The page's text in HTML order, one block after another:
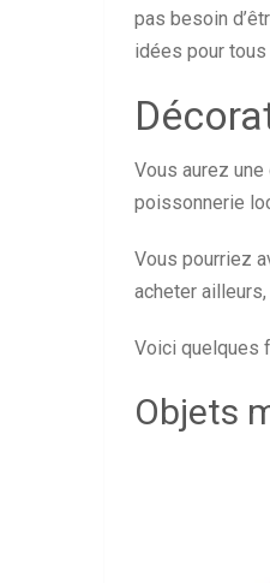
pas besoin
idées pour
Vous aurez
poissonnerie
Vous pourriez
acheter
Voici quelques
Objets